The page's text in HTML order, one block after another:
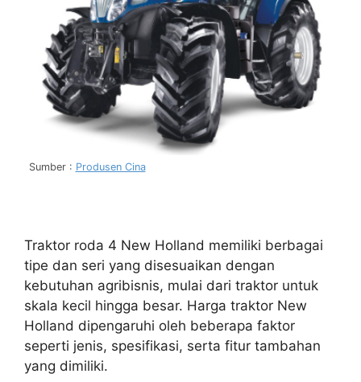
Sumber : Produsen Cina
Traktor roda 4 New Holland memiliki berbagai
tipe dan seri yang disesuaikan dengan
kebutuhan agribisnis, mulai dari traktor untuk
skala kecil hingga besar. Harga traktor New
Holland dipengaruhi oleh beberapa faktor
seperti jenis, spesifikasi, serta fitur tambahan
yang dimiliki.